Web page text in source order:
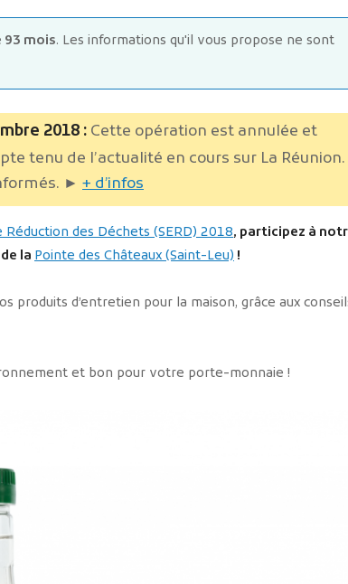
93 mois. Les informations qu'il vous propose ne sont
2018 :Cette opération est annulée et
tenu de l’actualité en cours sur La Réunion.
► + d’infos
des Déchets (SERD) 2018, participez à
la Pointe des Châteaux (Saint-Leu) !
produits d’entretien pour la maison, grâce aux
et bon pour votre porte-monnaie !